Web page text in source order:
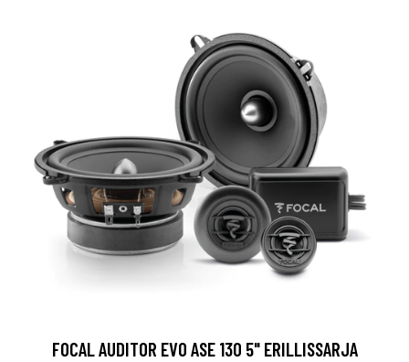
FOCAL AUDITOR EVO ASE 130 5" ERILLISSARJA